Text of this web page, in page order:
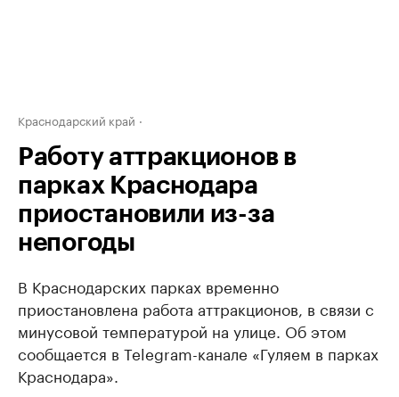
Краснодарский край
Работу аттракционов в
парках Краснодара
приостановили из-за
непогоды
В Краснодарских парках временно
приостановлена работа аттракционов, в связи с
минусовой температурой на улице. Об этом
сообщается в Telegram-канале «Гуляем в парках
Краснодара».